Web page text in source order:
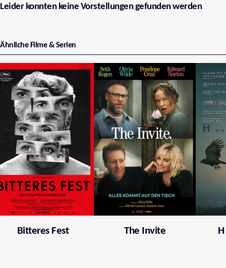
Leider konnten keine Vorstellungen gefunden werden
Ähnliche Filme & Serien
Bitteres Fest The Invite